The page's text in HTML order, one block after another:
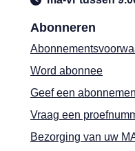
Abonneren
Word abonnee
Geef een
Vraag een
Bezorging van uw